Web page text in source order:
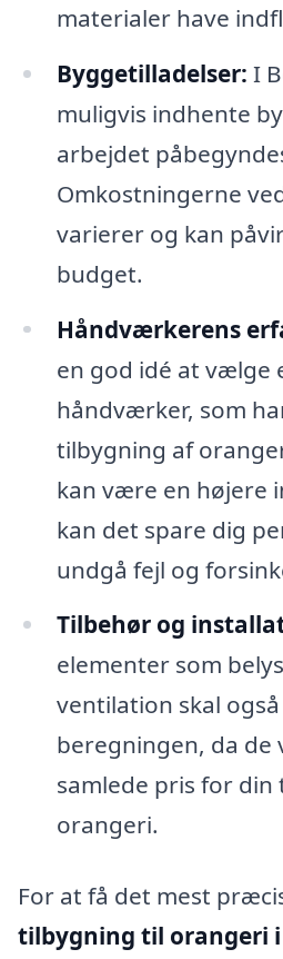
materialer have
Byggetilladelser: I
muligvis indhente
arbejdet
Omkostningerne
varierer og kan
budget.
Håndværkerens
en god idé at vælge
håndværker, som
tilbygning af
kan være en højere
kan det spare dig
undgå fejl og
Tilbehør og
elementer som
ventilation skal
beregningen, da de
samlede pris for
orangeri.
For at få det mest
tilbygning til orangeri